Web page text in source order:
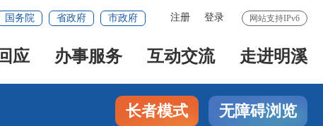
网站支持IPv6
注册 登录
国务院 省政府 市政府
应 办事服务 互动交流 走进明溪
长者模式 无障碍浏览